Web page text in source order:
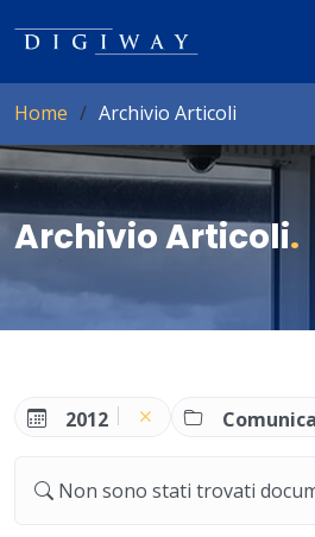
Home Archivio Articoli
Archivio Articoli.
2012
Non sono stati trovati